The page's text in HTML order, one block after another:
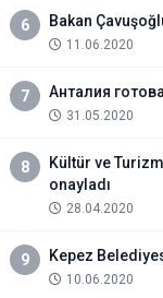
6 Bakan
11.06.2020
7 Анталия
31.05.2020
8
Kültür ve
onayladı
28.04.2020
9 Kepez
10.06.2020